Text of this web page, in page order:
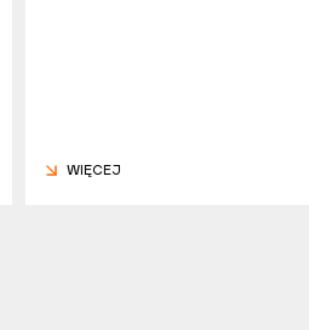
WIĘCEJ